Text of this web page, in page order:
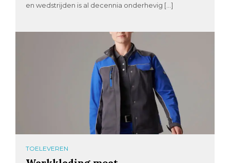
en wedstrijden is al decennia onderhevig […]
TOELEVEREN